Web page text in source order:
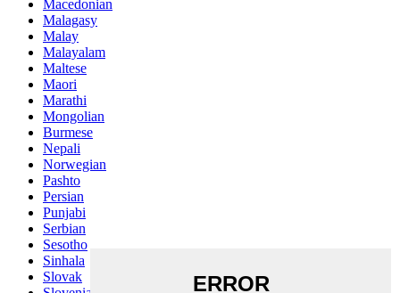
Macedonian
Malagasy
Malay
Malayalam
Maltese
Maori
Marathi
Mongolian
Burmese
Nepali
Norwegian
Pashto
Persian
Punjabi
Serbian
Sesotho
Sinhala
Slovak